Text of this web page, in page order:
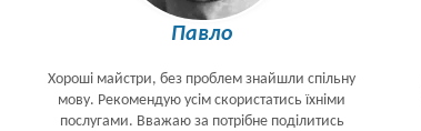
Павло
Хороші майстри, без проблем знайшли спільну
мову. Рекомендую усім скористатись їхніми
послугами. Вважаю за потрібне поділитись